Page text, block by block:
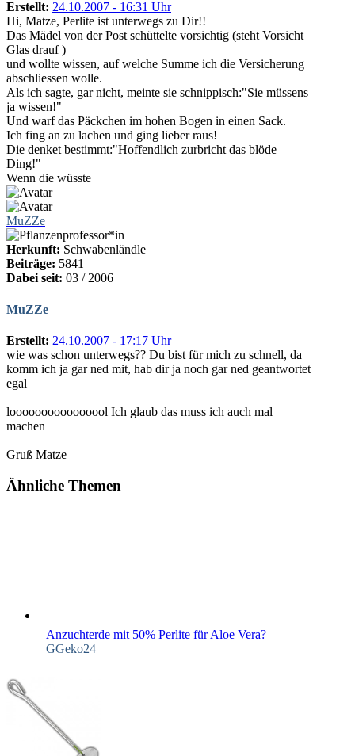
Erstellt: 24.10.2007 - 16:31 Uhr
Hi, Matze, Perlite ist unterwegs zu Dir!!
Das Mädel von der Post schüttelte vorsichtig (steht Vorsicht
Glas drauf )
und wollte wissen, auf welche Summe ich die Versicherung
abschliessen wolle.
Als ich sagte, gar nicht, meinte sie schnippisch:"Sie müssens
ja wissen!"
Und warf das Päckchen im hohen Bogen in einen Sack.
Ich fing an zu lachen und ging lieber raus!
Die denket bestimmt:"Hoffendlich zurbricht das blöde
Ding!"
Wenn die wüsste
MuZZe
Herkunft: Schwabenländle
Beiträge: 5841
Dabei seit: 03 / 2006
MuZZe
Erstellt: 24.10.2007 - 17:17 Uhr
wie was schon unterwegs?? Du bist für mich zu schnell, da
komm ich ja gar ned mit, hab dir ja noch gar ned geantwortet
egal
loooooooooooooool Ich glaub das muss ich auch mal
machen
Gruß Matze
Ähnliche Themen
Anzuchterde mit 50% Perlite für Aloe Vera?
GGeko24